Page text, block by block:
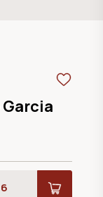
Garcia